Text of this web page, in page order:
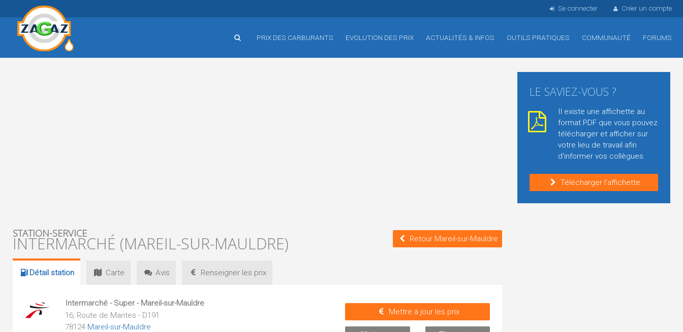
Se connecter Créer un compte
PRIX DES CARBURANTS EVOLUTION DES PRIX ACTUALITÉS & INFOS OUTILS PRATIQUES COMMUNAUTÉ FORUMS
STATION-SERVICE
INTERMARCHÉ (MAREIL-SUR-MAULDRE) Retour Mareil-sur-Mauldre
Détail station Carte Avis Renseigner les prix
Intermarché - Super - Mareil-sur-Mauldre
16; Route de Mantes - D191
78124 Mareil-sur-Mauldre
Mettre à jour les prix
LE SAVIEZ-VOUS ?
Il existe une affichette au
format PDF que vous pouvez
télécharger et afficher sur
votre lieu de travail afin
d'informer vos collègues.
Télécharger l'affichette